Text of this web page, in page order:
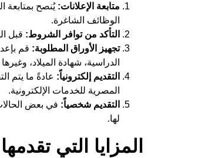
متابعة الإعلانات: يُنصح بمتابعة
الوظائف الشاغرة.
التأكد من توافر الشروط: قبل
تجهيز الأوراق المطلوبة: قم
الدراسية، شهادة الميلاد،
التقديم إلكترونياً: عادةً ما يتم
المصرية للخدمات الإلكترونية.
التقديم شخصياً: في بعض
لها.
المزايا التي